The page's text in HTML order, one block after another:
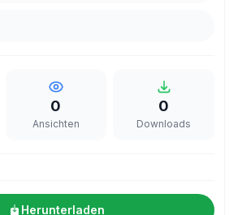
0
Ansichten
0
Downloads
Herunterladen